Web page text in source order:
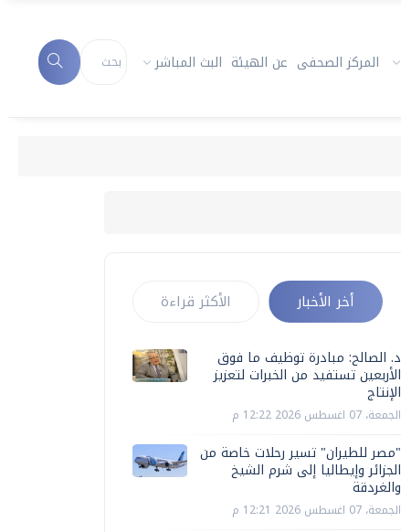
المركز الصحفى عن الهيئة البث المباشر
أخر الأخبار الأكثر قراءة
د. الصالح: مبادرة توظيف ما فوق
الأربعين تستفيد من الخبرات لتعزيز
الإنتاج
الجمعة، 07 اغسطس 2026 12:22 م
"مصر للطيران" تسير رحلات خاصة من
الجزائر وإيطاليا إلى شرم الشيخ
والغردقة
الجمعة، 07 اغسطس 2026 12:21 م